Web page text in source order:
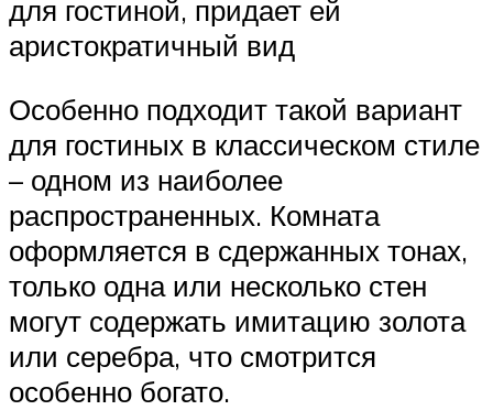
для гостиной, придает ей
аристократичный вид
Особенно подходит такой вариант
для гостиных в классическом стиле
– одном из наиболее
распространенных. Комната
оформляется в сдержанных тонах,
только одна или несколько стен
могут содержать имитацию золота
или серебра, что смотрится
особенно богато.